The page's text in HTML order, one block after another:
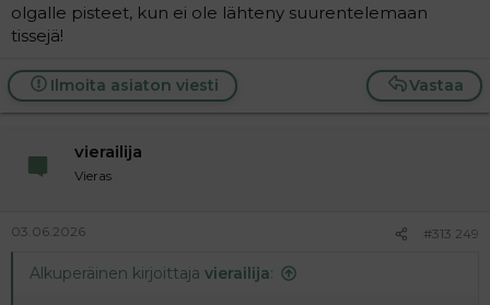
olgalle pisteet, kun ei ole lähteny suurentelemaan
tissejä!
Vastaa
Ilmoita asiaton viesti
vierailija
Vieras
03.06.2026 #313 249
Alkuperäinen kirjoittaja vierailija: